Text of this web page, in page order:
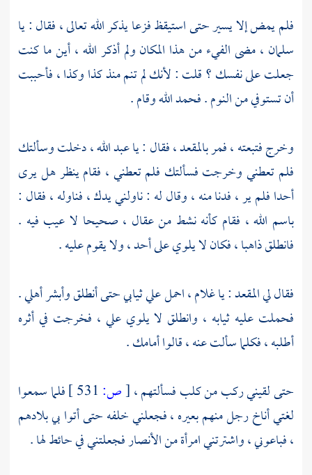
فلم يمض إلا يسير حتى استيقظ فزعا يذكر الله تعالى ، فقال : يا
سلمان ، مضى الفيء من هذا المكان ولم أذكر الله ، أين ما كنت
جعلت على نفسك ؟ قلت : لأنك لم تنم منذ كذا وكذا ، فأحببت
أن تستوفي من النوم . فحمد الله وقام .
وخرج فتبعته ، فمر بالمقعد ، فقال : يا عبد الله ، دخلت وسألتك
فلم تعطني وخرجت فسألتك فلم تعطني ، فقام ينظر هل يرى
أحدا فلم ير ، فدنا منه ، وقال له : ناولني يدك ، فناوله ، فقال :
باسم الله ، فقام كأنه نشط من عقال ، صحيحا لا عيب فيه .
فانطلق ذاهبا ، فكان لا يلوي على أحد ، ولا يقوم عليه .
فقال لي المقعد : يا غلام ، احمل علي ثيابي حتى أنطلق وأبشر أهلي .
فحملت عليه ثيابه ، وانطلق لا يلوي علي ، فخرجت في أثره
أطلبه ، فكلما سألت عنه ، قالوا أمامك .
حتى لقيني ركب من كلب فسألتهم ،[ص:
فلما سمعوا
لغتي أناخ رجل منهم بعيره ، فجعلني خلفه حتى أتوا بي بلادهم
، فباعوني ، واشترتني امرأة منالأنصارفجعلتني في حائط لها .